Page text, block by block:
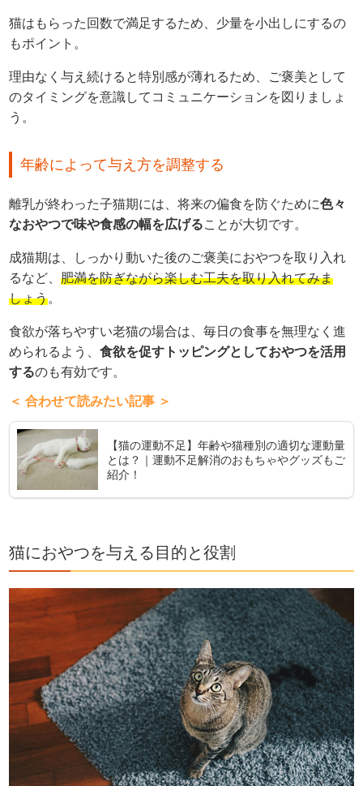
猫はもらった回数で満足するため、少量を小出しにするの
もポイント。
理由なく与え続けると特別感が薄れるため、ご褒美として
のタイミングを意識してコミュニケーションを図りましょ
う。
年齢によって与え方を調整する
離乳が終わった子猫期には、将来の偏食を防ぐために色々
なおやつで味や食感の幅を広げることが大切です。
成猫期は、しっかり動いた後のご褒美におやつを取り入れ
るなど、肥満を防ぎながら楽しむ工夫を取り入れてみま
しょう。
食欲が落ちやすい老猫の場合は、毎日の食事を無理なく進
められるよう、食欲を促すトッピングとしておやつを活用
するのも有効です。
＜ 合わせて読みたい記事 ＞
【猫の運動不足】年齢や猫種別の適切な運動量
とは？｜運動不足解消のおもちゃやグッズもご
紹介！
猫におやつを与える目的と役割